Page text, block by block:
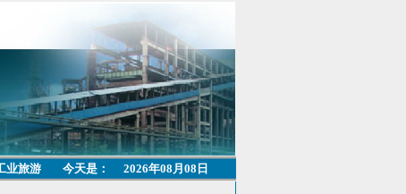
业旅游 今天是： 2026年08月08日